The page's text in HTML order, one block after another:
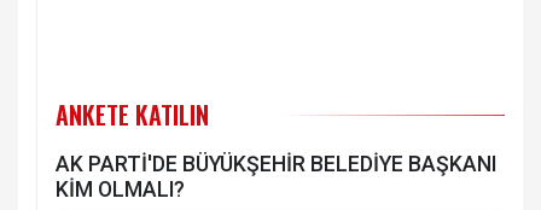
ANKETE KATILIN
AK PARTİ'DE BÜYÜKŞEHİR BELEDİYE BAŞKANI
KİM OLMALI?